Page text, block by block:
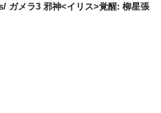
ガメラ3 邪神<イリス>覚醒: 柳星張